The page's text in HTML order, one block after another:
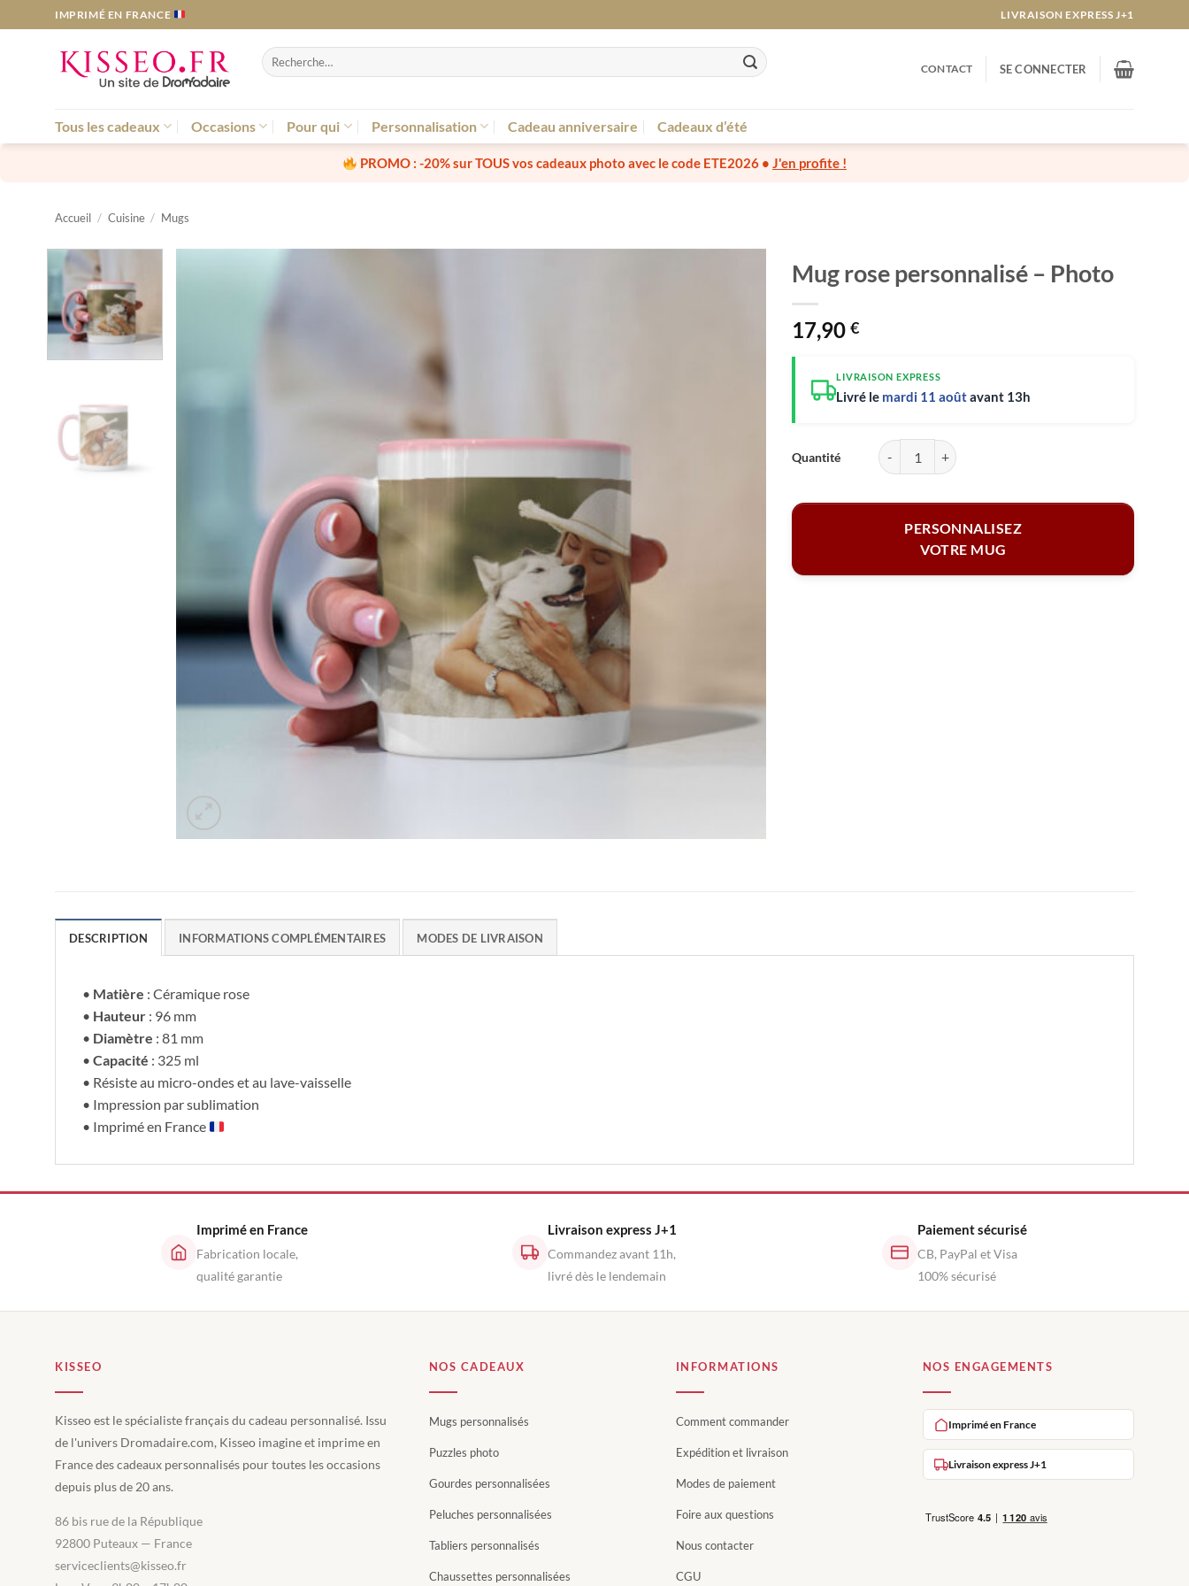
au
IMPRIMÉ EN FRANCE LIVRAISON EXPRESS J+1
Recherche
pour :
CONTACT SE CONNECTER
Tous les cadeaux Occasions Pour qui Personnalisation Cadeau anniversaire Cadeaux d’été
PROMO : -20% sur TOUS vos cadeaux photo avec le code ETE2026 •J'en profite !
Accueil / Cuisine / Mugs
Mug rose personnalisé – Photo
17,90€
LIVRAISON EXPRESS
Livré le mardi 11 aoûtavant 13h
quantité de Mug rose personnalisé - Photo
PERSONNALISEZ
VOTRE MUG
DESCRIPTION INFORMATIONS COMPLÉMENTAIRES MODES DE LIVRAISON
• Matière : Céramique rose
• Hauteur : 96 mm
• Diamètre : 81 mm
• Capacité : 325 ml
• Résiste au micro-ondes et au lave-vaisselle
• Impression par sublimation
• Imprimé en France
Imprimé en France
Fabrication locale,
qualité garantie
Livraison express J+1
Commandez avant 11h,
livré dès le lendemain
Paiement sécurisé
CB, PayPal et Visa
100% sécurisé
KISSEO
Kisseo est le spécialiste français du cadeau personnalisé. Issu
de l'univers Dromadaire.com, Kisseo imagine et imprime en
France des cadeaux personnalisés pour toutes les occasions
depuis plus de 20 ans.
86 bis rue de la République
92800 Puteaux — France
serviceclients@kisseo.fr
NOS CADEAUX
Mugs personnalisés
Puzzles photo
Gourdes personnalisées
Peluches personnalisées
Tabliers personnalisés
Chaussettes personnalisées
INFORMATIONS
Comment commander
Expédition et livraison
Modes de paiement
Foire aux questions
Nous contacter
CGU
NOS ENGAGEMENTS
Imprimé en France
Livraison express J+1